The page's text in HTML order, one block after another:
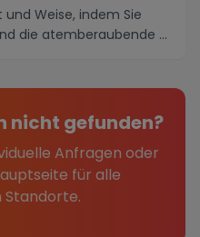
Weise, indem Sie
die atemberaubende ...
nicht gefunden?
Anfragen oder
für alle